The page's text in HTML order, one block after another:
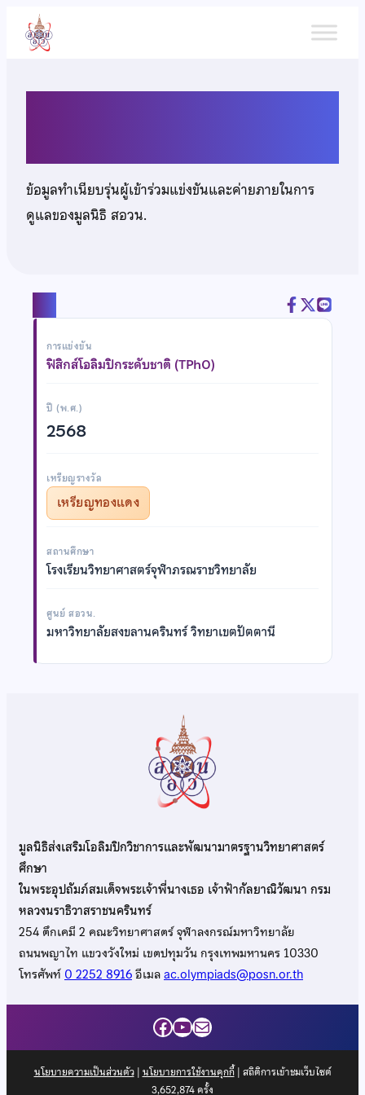
เนื้อหา
ข้อมูลทำเนียบรุ่นผู้เข้าร่วมแข่งขันและค่ายภายในการ
ดูแลของมูลนิธิ สอวน.
การแข่งขัน
ฟิสิกส์โอลิมปิกระดับชาติ (TPhO)
ปี (พ.ศ.)
2568
เหรียญรางวัล
เหรียญทองแดง
สถานศึกษา
โรงเรียนวิทยาศาสตร์จุฬาภรณราชวิทยาลัย
ศูนย์ สอวน.
มหาวิทยาลัยสงขลานครินทร์ วิทยาเขตปัตตานี
มูลนิธิส่งเสริมโอลิมปิกวิชาการและพัฒนามาตรฐานวิทยาศาสตร์
ศึกษา
ในพระอุปถัมภ์สมเด็จพระเจ้าพี่นางเธอ เจ้าฟ้ากัลยาณิวัฒนา กรม
หลวงนราธิวาสราชนครินทร์
254 ตึกเคมี 2 คณะวิทยาศาสตร์ จุฬาลงกรณ์มหาวิทยาลัย
ถนนพญาไท แขวงวังใหม่ เขตปทุมวัน กรุงเทพมหานคร 10330
โทรศัพท์0 2252 8916อีเมลac.olympiads@posn.or.th
Facebook
YouTube
Mail
นโยบายความเป็นส่วนตัว| นโยบายการใช้งานคุกกี้| สถิติการเข้าชมเว็บไซต์
3,652,874ครั้ง